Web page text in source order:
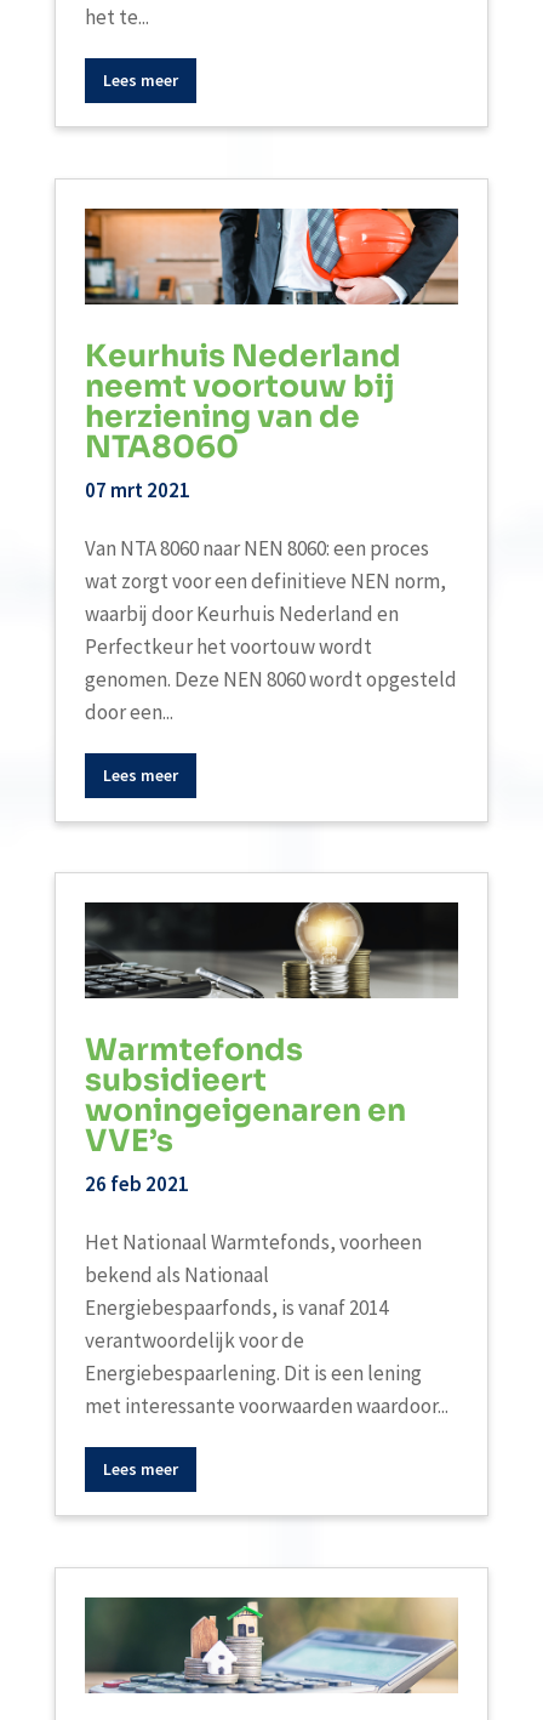
het te...
Lees meer
Keurhuis Nederland
neemt voortouw bij
herziening van de
NTA8060
07 mrt 2021
Van NTA 8060 naar NEN 8060: een proces
wat zorgt voor een definitieve NEN norm,
waarbij door Keurhuis Nederland en
Perfectkeur het voortouw wordt
genomen. Deze NEN 8060 wordt opgesteld
door een...
Lees meer
Warmtefonds
subsidieert
woningeigenaren en
VVE’s
26 feb 2021
Het Nationaal Warmtefonds, voorheen
bekend als Nationaal
Energiebespaarfonds, is vanaf 2014
verantwoordelijk voor de
Energiebespaarlening. Dit is een lening
met interessante voorwaarden waardoor...
Lees meer